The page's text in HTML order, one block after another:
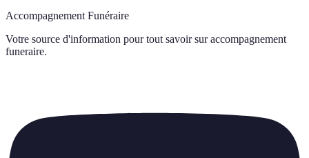
Accompagnement Funéraire
Votre source d'information pour tout savoir sur accompagnement
funeraire.